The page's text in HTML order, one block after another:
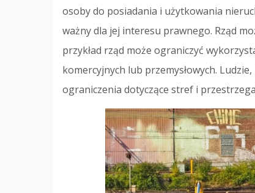
osoby do posiadania i użytkowania
ważny dla jej interesu prawnego. Rząd
przykład rząd może ograniczyć
komercyjnych lub przemysłowych.
ograniczenia dotyczące stref i